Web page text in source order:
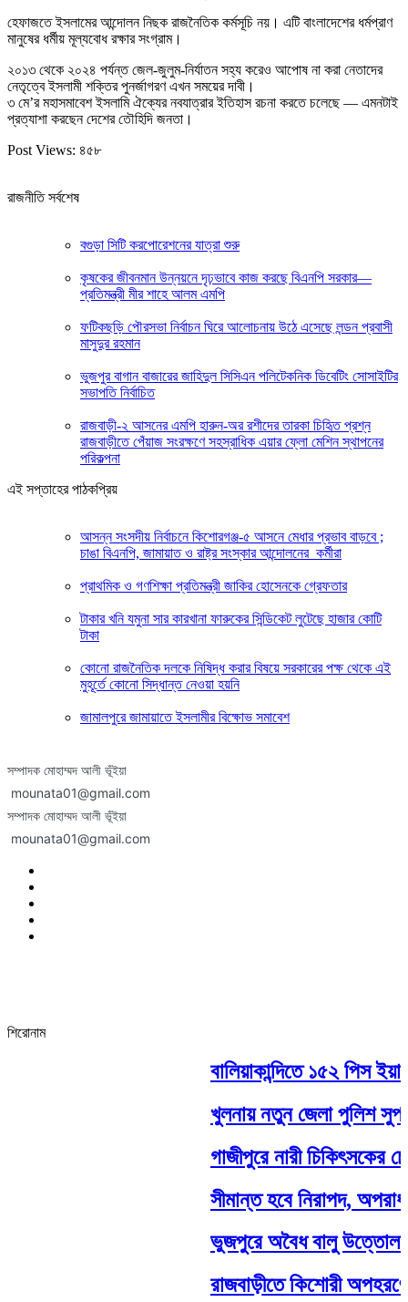
হেফাজতে ইসলামের আন্দোলন নিছক রাজনৈতিক কর্মসূচি নয়। এটি বাংলাদেশের ধর্মপ্রাণ
মানুষের ধর্মীয় মূল্যবোধ রক্ষার সংগ্রাম।
২০১৩ থেকে ২০২৪ পর্যন্ত জেল-জুলুম-নির্যাতন সহ্য করেও আপোষ না করা নেতাদের
নেতৃত্বে ইসলামী শক্তির পুনর্জাগরণ এখন সময়ের দাবী।
৩ মে’র মহাসমাবেশ ইসলামি ঐক্যের নবযাত্রার ইতিহাস রচনা করতে চলেছে — এমনটাই
প্রত্যাশা করছেন দেশের তৌহিদি জনতা।
Post Views: ৪৫৮
রাজনীতি সর্বশেষ
বগুড়া সিটি করপোরেশনের যাত্রা শুরু
কৃষকের জীবনমান উন্নয়নে দৃঢ়ভাবে কাজ করছে বিএনপি সরকার—
প্রতিমন্ত্রী মীর শাহে আলম এমপি
ফটিকছড়ি পৌরসভা নির্বাচন ঘিরে আলোচনায় উঠে এসেছে লন্ডন প্রবাসী
মাসুদুর রহমান
ভুজপুর বাগান বাজারের জাহিদুল সিসিএন পলিটেকনিক ডিবেটিং সোসাইটির
সভাপতি নির্বাচিত
রাজবাড়ী-২ আসনের এমপি হারুন-অর রশীদের তারকা চিহিৃত প্রশ্ন
রাজবাড়ীতে পেঁয়াজ সংরক্ষণে সহস্রাধিক এয়ার ফ্লো মেশিন স্থাপনের
পরিকল্পনা
এই সপ্তাহের পাঠকপ্রিয়
আসন্ন সংসদীয় নির্বাচনে কিশোরগঞ্জ-৫ আসনে মেধার প্রভাব বাড়বে ;
চাঙা বিএনপি, জামায়াত ও রাষ্ট্র সংস্কার আন্দোলনের কর্মীরা
প্রাথমিক ও গণশিক্ষা প্রতিমন্ত্রী জাকির হোসেনকে গ্রেফতার
টাকার খনি যমুনা সার কারখানা ফারুকের সিন্ডিকেট লুটেছে হাজার কোটি
টাকা
কোনো রাজনৈতিক দলকে নিষিদ্ধ করার বিষয়ে সরকারের পক্ষ থেকে এই
মুহূর্তে কোনো সিদ্ধান্ত নেওয়া হয়নি
জামালপুরে জামায়াতে ইসলামীর বিক্ষোভ সমাবেশ
সম্পাদক মোহাম্মদ আলী ভূঁইয়া
mounata01@gmail.com
সম্পাদক মোহাম্মদ আলী ভূঁইয়া
mounata01@gmail.com
শিরোনাম
বালিয়াকান্দিতে ১৫২ পিস
খুলনায় নতুন জেলা পুলিশ
গাজীপুরে নারী চিকিৎসকের
সীমান্ত হবে নিরাপদ,
ভুজপুরে অবৈধ বালু উত্তোলন
রাজবাড়ীতে কিশোরী